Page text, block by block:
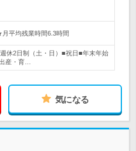
平均残業時間6.3時間
休2日制（土・日）■祝日■年末年始
産・育…
気になる